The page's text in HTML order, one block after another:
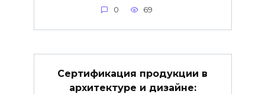
0 69
Сертификация продукции в
архитектуре и дизайне: